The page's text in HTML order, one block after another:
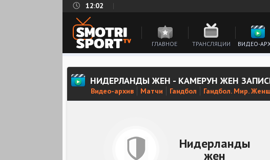
12:02
ГЛАВНОЕ ТРАНСЛЯЦИИ ВИДЕО-
НИДЕРЛАНДЫ ЖЕН - КАМЕРУН ЖЕН
Видео-архив Матчи Гандбол Гандбол. Мир.
Нидерланды
жен